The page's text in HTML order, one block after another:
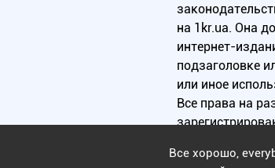
на 1kr.ua. Она
интернет-
подзаголовке
или иное
Все права на
Все хорошо,